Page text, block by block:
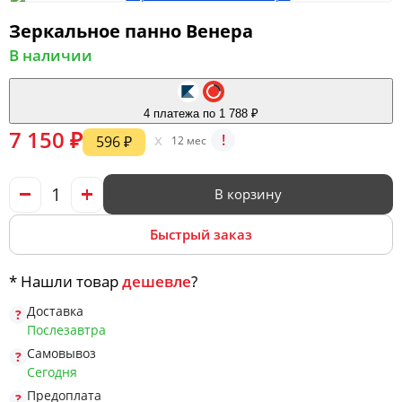
Мягкая мебель
Шкафы
Спальня
Прихожая
Зеркальное панно Венера
В наличии
4 платежа по 1 788 ₽
7 150 ₽ 596 ₽ x 12 мес !
В корзину
Быстрый заказ
* Нашли товардешевле?
Доставка
Послезавтра
Самовывоз
Сегодня
Предоплата